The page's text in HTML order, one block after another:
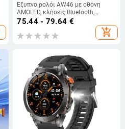
Έξυπνο ρολόι AW46 με οθόνη
AMOLED, κλήσεις Bluetooth,
μέτρηση αρτηριακής πίεσης και
καρδιακών παλμών, μπαταρία 7–
14 ημερών
75.44 - 79.64 €
add_shopping_cart